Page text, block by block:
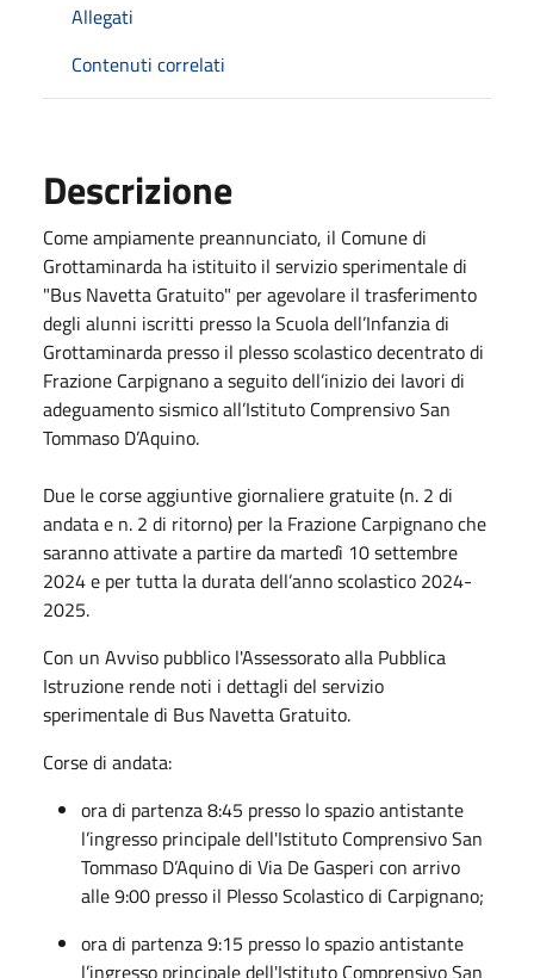
Allegati
Contenuti correlati
Descrizione
Come ampiamente preannunciato, il Comune di
Grottaminarda ha istituito il servizio sperimentale di
"Bus Navetta Gratuito" per agevolare il trasferimento
degli alunni iscritti presso la Scuola dell’Infanzia di
Grottaminarda presso il plesso scolastico decentrato di
Frazione Carpignano a seguito dell’inizio dei lavori di
adeguamento sismico all’Istituto Comprensivo San
Tommaso D’Aquino.
Due le corse aggiuntive giornaliere gratuite (n. 2 di
andata e n. 2 di ritorno) per la Frazione Carpignano che
saranno attivate a partire da martedì 10 settembre
2024 e per tutta la durata dell’anno scolastico 2024-
2025.
Con un Avviso pubblico l'Assessorato alla Pubblica
Istruzione rende noti i dettagli del servizio
sperimentale di Bus Navetta Gratuito.
Corse di andata:
ora di partenza 8:45 presso lo spazio antistante
l’ingresso principaledell'Istituto Comprensivo San
Tommaso D’Aquino di Via De Gasperi con arrivo
alle 9:00 presso il Plesso Scolastico di Carpignano;
ora di partenza 9:15 presso lo spazio antistante
l’ingresso principale dell'Istituto Comprensivo San